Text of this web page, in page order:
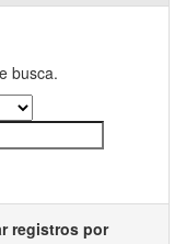
busca.
registros por